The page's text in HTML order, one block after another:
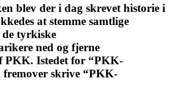
blev der i dag skrevet historie i
at stemme samtlige
tyrkiske
ned og fjerne
PKK. Istedet for “PKK-
skrive “PKK-